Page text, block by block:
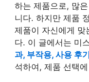
하는 제품으로, 많
니다. 하지만 제품
제품이 자신에게 맞
다. 이 글에서는 미
과, 부작용, 사용 후
석하여, 제품 선택